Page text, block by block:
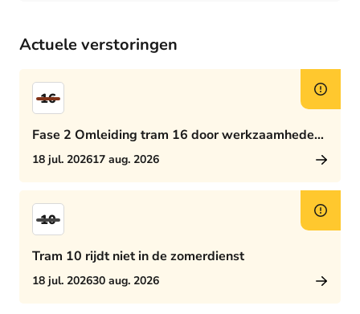
Actuele verstoringen
16
Fase 2 Omleiding tram 16 door werkzaamheden
Rijswijkseplein
18 jul. 202617 aug. 2026
10
Tram 10 rijdt niet in de zomerdienst
18 jul. 202630 aug. 2026